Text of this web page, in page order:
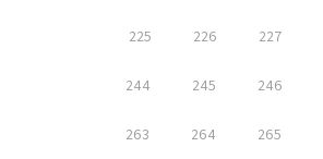
225 226 227
244 245 246
263 264 265